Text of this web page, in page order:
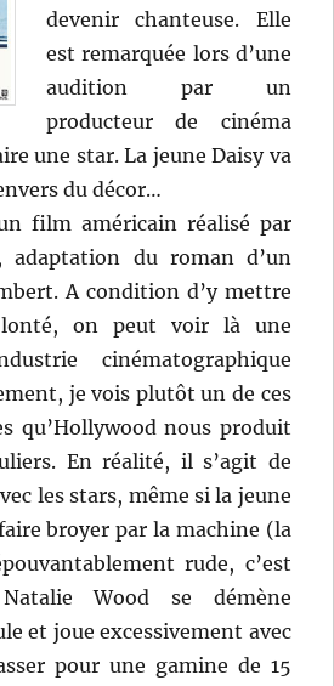
devenir chanteuse. Elle
est remarquée lors d’une
audition par un
producteur de cinéma
une star. La jeune Daisy va
du décor…
film américain réalisé par
adaptation du roman d’un
A condition d’y mettre
on peut voir là une
cinématographique
je vois plutôt un de ces
qu’Hollywood nous produit
En réalité, il s’agit de
les stars, même si la jeune
broyer par la machine (la
rude, c’est
Wood se démène
et joue excessivement avec
pour une gamine de 15